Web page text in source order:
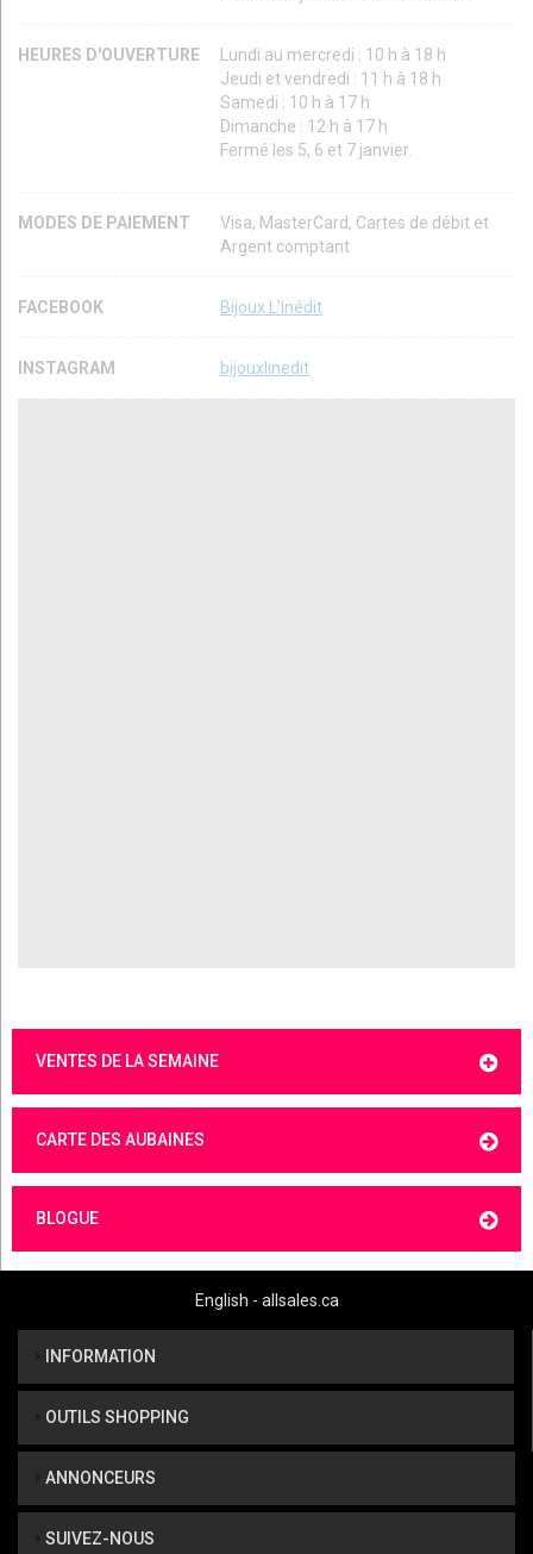
HEURES D'OUVERTURE
Lundi au mercredi : 10 h à 18 h
Jeudi et vendredi : 11 h à 18 h
Samedi : 10 h à 17 h
Dimanche : 12 h à 17 h
Fermé les 5, 6 et 7 janvier.
MODES DE PAIEMENT
Visa, MasterCard, Cartes de débit et
Argent comptant
FACEBOOK Bijoux L'Inédit
INSTAGRAM bijouxlinedit
VENTES DE LA SEMAINE
CARTE DES AUBAINES
BLOGUE
English - allsales.ca
INFORMATION
OUTILS SHOPPING
ANNONCEURS
SUIVEZ-NOUS